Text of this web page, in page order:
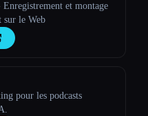
Enregistrement et montage
le Web
pour les podcasts